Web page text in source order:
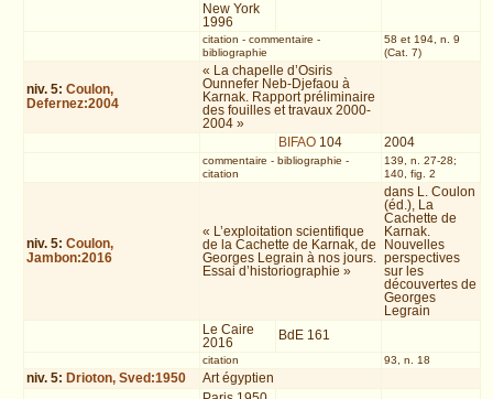
New York
1996
citation - commentaire -
bibliographie
58 et 194, n. 9
(Cat. 7)
niv. 5:Coulon,
Defernez:2004
« La chapelle d’Osiris
Ounnefer Neb-Djefaou à
Karnak. Rapport préliminaire
des fouilles et travaux 2000-
2004 »
BIFAO 104 2004
commentaire - bibliographie -
citation
139, n. 27-28;
140, fig. 2
niv. 5:Coulon,
Jambon:2016
« L’exploitation scientifique
de la Cachette de Karnak, de
Georges Legrain à nos jours.
Essai d’historiographie »
dans L. Coulon
(éd.), La
Cachette de
Karnak.
Nouvelles
perspectives
sur les
découvertes de
Georges
Legrain
Le Caire
2016
BdE 161
citation 93, n. 18
niv. 5: Drioton, Sved:1950
Art égyptien